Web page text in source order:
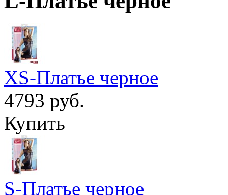
XS-Платье черное
4793 руб.
Купить
S-Платье черное